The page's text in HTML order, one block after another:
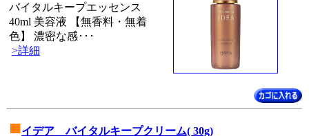
バイタルキープエッセンス
40ml 美容液 【無香料・無着
色】 濃密な感･･･
>詳細
■イデア バイタルキープクリーム( 30g)